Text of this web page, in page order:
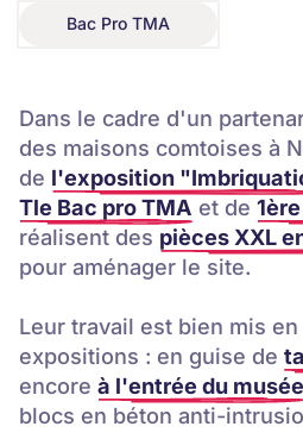
Bac Pro TMA
Dans le cadre d'un
des maisons comtoises à
de l'exposition
Tle Bac pro TMA et de
réalisent des pièces XXL
pour aménager le site.
Leur travail est bien mis
expositions : en guise de
encore à l'entrée du musée
blocs en béton anti-